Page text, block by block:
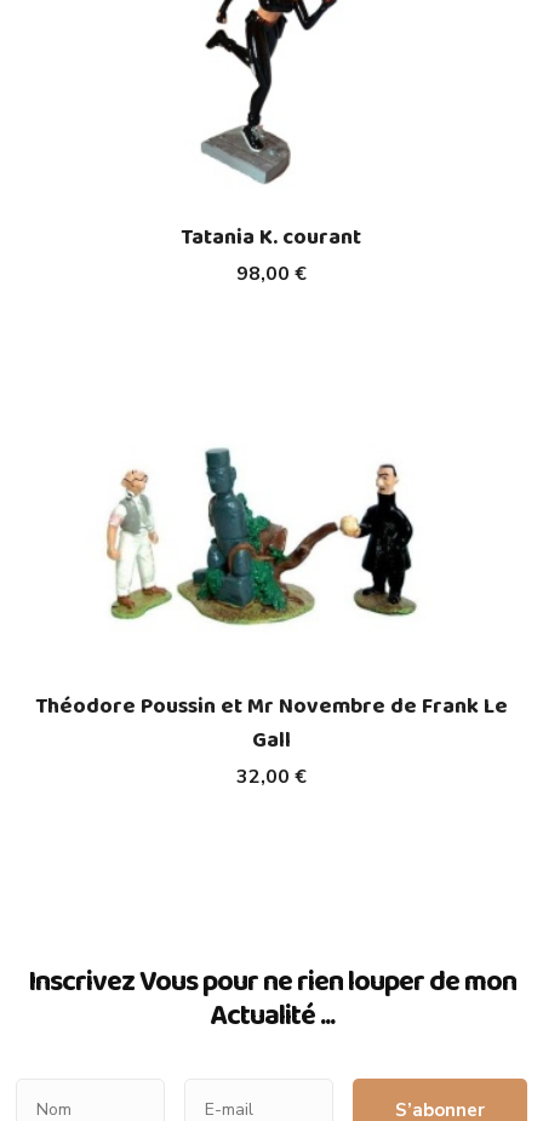
98,00 €
Tatania K. courant
32,00 €
Théodore Poussin et Mr Novembre de Frank Le
Gall
Inscrivez Vous pour ne rien louper de mon
Actualité ...
S’abonner